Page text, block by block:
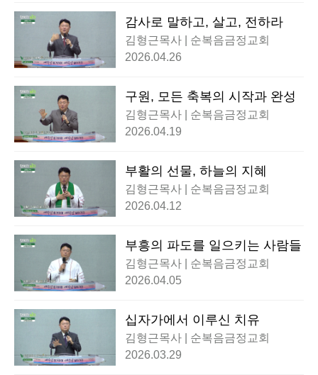
감사로 말하고, 살고, 전하라
김형근목사 | 순복음금정교회
2026.04.26
구원, 모든 축복의 시작과 완성
김형근목사 | 순복음금정교회
2026.04.19
부활의 선물, 하늘의 지혜
김형근목사 | 순복음금정교회
2026.04.12
부흥의 파도를 일으키는 사람들
김형근목사 | 순복음금정교회
2026.04.05
십자가에서 이루신 치유
김형근목사 | 순복음금정교회
2026.03.29